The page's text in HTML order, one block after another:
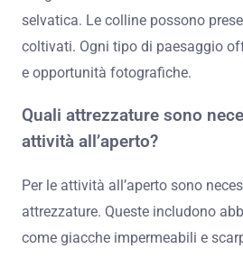
selvatica. Le colline possono
coltivati. Ogni tipo di paesaggio
e opportunità fotografiche.
Quali attrezzature sono
attività all’aperto?
Per le attività all’aperto sono
attrezzature. Queste includono
come giacche impermeabili e